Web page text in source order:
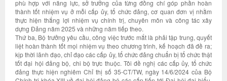
phù hợp với năng lực, sở trưởng của từng đồng chí góp phần hoàn
thành tốt nhiệm vụ ở mỗi cấp ủy, tổ chức đảng, cơ quan đơn vị nhằm
thực hiện thắng lợi nhiệm vụ chính trị, chuyên môn và công tác xây
dựng Đảng năm 2025 và những năm tiếp theo.
Thứ ba, Bộ trưởng yêu cầu, công việc trước mắt là phải tập trung, quyết
liệt hoàn thành tốt mọi nhiệm vụ theo chương trình, kế hoạch đã đề ra;
kịp thời lãnh đạo, chỉ đạo các cấp ủy, tổ chức đảng chuẩn bị tổ chức thật
tốt đại hội đảng bộ, chi bộ trực thuộc. Tôi đề nghị các cấp ủy, tổ chức
đảng thực hiện nghiêm Chỉ thị số 35-CT/TW, ngày 14/6/2024 của Bộ